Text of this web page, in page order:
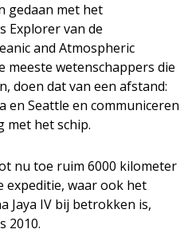
gedaan met het
Explorer van de
and Atmospheric
meeste wetenschappers die
doen dat van een afstand:
en Seattle en communiceren
met het schip.
nu toe ruim 6000 kilometer
expeditie, waar ook het
Jaya IV bij betrokken is,
2010.